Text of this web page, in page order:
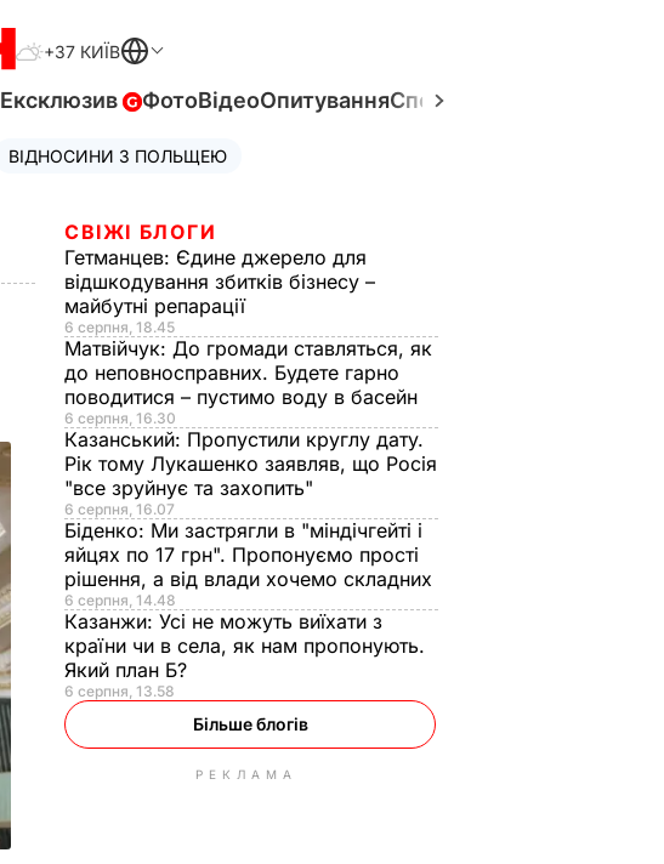
+37 КИЇВ
Ексклюзив ФотоВідеоОпитуванняСпецпроєкти
ВІДНОСИНИ З ПОЛЬЩЕЮ
СВІЖІ БЛОГИ
Гетманцев: Єдине джерело для
відшкодування збитків бізнесу –
майбутні репарації
6 серпня, 18.45
Матвійчук: До громади ставляться, як
до неповносправних. Будете гарно
поводитися – пустимо воду в басейн
6 серпня, 16.30
Казанський: Пропустили круглу дату.
Рік тому Лукашенко заявляв, що Росія
"все зруйнує та захопить"
6 серпня, 16.07
Біденко: Ми застрягли в "міндічгейті і
яйцях по 17 грн". Пропонуємо прості
рішення, а від влади хочемо складних
6 серпня, 14.48
Казанжи: Усі не можуть виїхати з
країни чи в села, як нам пропонують.
Який план Б?
6 серпня, 13.58
Більше блогів
РЕКЛАМА